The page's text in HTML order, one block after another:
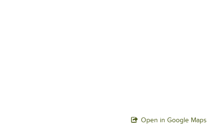
Open in Google Maps